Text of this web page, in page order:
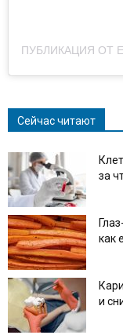
Сейчас читают
за
как
и